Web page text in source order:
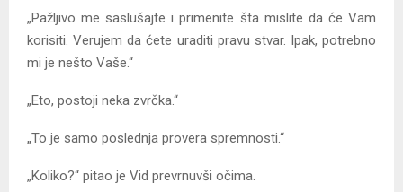
„Pažljivo me saslušajte i primenite šta mislite da će Vam
korisiti. Verujem da ćete uraditi pravu stvar. Ipak, potrebno
mi je nešto Vaše.“
„Eto, postoji neka zvrčka.“
„To je samo poslednja provera spremnosti.“
„Koliko?“ pitao je Vid prevrnuvši očima.